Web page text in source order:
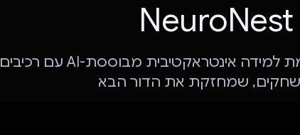
NeuroNest
NeuroNest: פלטפורמת למידה אינטראקטיבית מבוססת-AI עם רכיבים
שמחזקת את הדור הבא